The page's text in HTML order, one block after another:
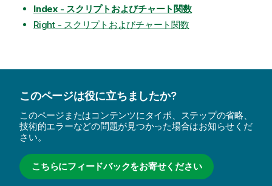
Index - スクリプトおよびチャート関数
Right - スクリプトおよびチャート関数
このページは役に立ちましたか?
このページまたはコンテンツにタイポ、ステップの省略、
技術的エラーなどの問題が見つかった場合はお知らせくだ
さい。
こちらにフィードバックをお寄せください